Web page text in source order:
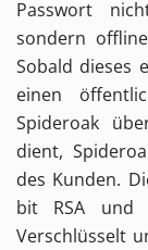
Passwort
sondern
Sobald dieses
einen
Spideroak
dient,
des Kunden.
bit RSA und
Verschlüsselt